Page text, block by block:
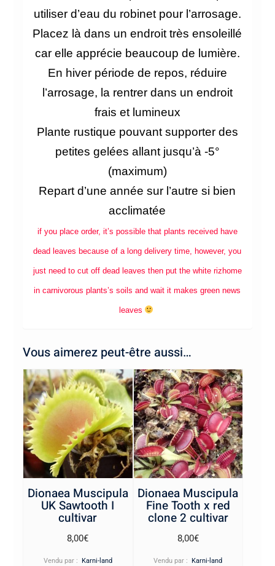
utiliser d’eau du robinet pour l’arrosage.
Placez là dans un endroit très ensoleillé
car elle apprécie beaucoup de lumière.
En hiver période de repos, réduire
l’arrosage, la rentrer dans un endroit
frais et lumineux
Plante rustique pouvant supporter des
petites gelées allant jusqu’à -5°
(maximum)
Repart d’une année sur l’autre si bien
acclimatée
if you place order, it’s possible that plants received have
dead leaves because of a long delivery time, however, you
just need to cut off dead leaves then put the white rizhome
in carnivorous plants’s soils and wait it makes green news
leaves
Vous aimerez peut-être aussi…
Dionaea Muscipula
UK Sawtooth I
cultivar
8,00€
Vendu par : Karni-land
Dionaea Muscipula
Fine Tooth x red
clone 2 cultivar
8,00€
Vendu par : Karni-land